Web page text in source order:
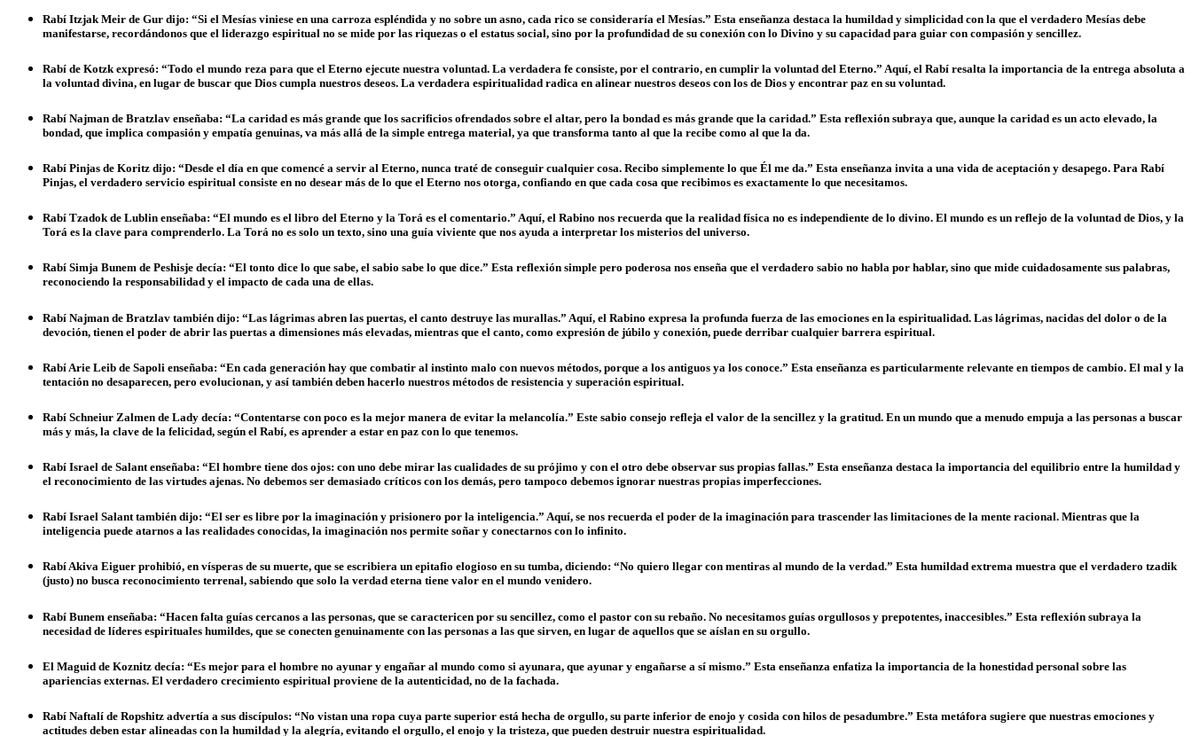
Rabí Itzjak Meir de Gur dijo: “Si el Mesías viniese en una carroza espléndida y no sobre un asno, cada rico se consideraría el Mesías.” Esta enseñanza destaca la humildad y simplicidad con la que el verdadero Mesías debe
manifestarse, recordándonos que el liderazgo espiritual no se mide por las riquezas o el estatus social, sino por la profundidad de su conexión con lo Divino y su capacidad para guiar con compasión y sencillez.
Rabí de Kotzk expresó: “Todo el mundo reza para que el Eterno ejecute nuestra voluntad. La verdadera fe consiste, por el contrario, en cumplir la voluntad del Eterno.” Aquí, el Rabí resalta la importancia de la entrega absoluta a
la voluntad divina, en lugar de buscar que Dios cumpla nuestros deseos. La verdadera espiritualidad radica en alinear nuestros deseos con los de Dios y encontrar paz en su voluntad.
Rabí Najman de Bratzlav enseñaba: “La caridad es más grande que los sacrificios ofrendados sobre el altar, pero la bondad es más grande que la caridad.” Esta reflexión subraya que, aunque la caridad es un acto elevado, la
bondad, que implica compasión y empatía genuinas, va más allá de la simple entrega material, ya que transforma tanto al que la recibe como al que la da.
Rabí Pinjas de Koritz dijo: “Desde el día en que comencé a servir al Eterno, nunca traté de conseguir cualquier cosa. Recibo simplemente lo que Él me da.” Esta enseñanza invita a una vida de aceptación y desapego. Para Rabí
Pinjas, el verdadero servicio espiritual consiste en no desear más de lo que el Eterno nos otorga, confiando en que cada cosa que recibimos es exactamente lo que necesitamos.
Rabí Tzadok de Lublin enseñaba: “El mundo es el libro del Eterno y la Torá es el comentario.” Aquí, el Rabino nos recuerda que la realidad física no es independiente de lo divino. El mundo es un reflejo de la voluntad de Dios, y la
Torá es la clave para comprenderlo. La Torá no es solo un texto, sino una guía viviente que nos ayuda a interpretar los misterios del universo.
Rabí Simja Bunem de Peshisje decía: “El tonto dice lo que sabe, el sabio sabe lo que dice.” Esta reflexión simple pero poderosa nos enseña que el verdadero sabio no habla por hablar, sino que mide cuidadosamente sus palabras,
reconociendo la responsabilidad y el impacto de cada una de ellas.
Rabí Najman de Bratzlav también dijo: “Las lágrimas abren las puertas, el canto destruye las murallas.” Aquí, el Rabino expresa la profunda fuerza de las emociones en la espiritualidad. Las lágrimas, nacidas del dolor o de la
devoción, tienen el poder de abrir las puertas a dimensiones más elevadas, mientras que el canto, como expresión de júbilo y conexión, puede derribar cualquier barrera espiritual.
Rabí Arie Leib de Sapoli enseñaba: “En cada generación hay que combatir al instinto malo con nuevos métodos, porque a los antiguos ya los conoce.” Esta enseñanza es particularmente relevante en tiempos de cambio. El mal y la
tentación no desaparecen, pero evolucionan, y así también deben hacerlo nuestros métodos de resistencia y superación espiritual.
Rabí Schneiur Zalmen de Lady decía: “Contentarse con poco es la mejor manera de evitar la melancolía.” Este sabio consejo refleja el valor de la sencillez y la gratitud. En un mundo que a menudo empuja a las personas a buscar
más y más, la clave de la felicidad, según el Rabí, es aprender a estar en paz con lo que tenemos.
Rabí Israel de Salant enseñaba: “El hombre tiene dos ojos: con uno debe mirar las cualidades de su prójimo y con el otro debe observar sus propias fallas.” Esta enseñanza destaca la importancia del equilibrio entre la humildad y
el reconocimiento de las virtudes ajenas. No debemos ser demasiado críticos con los demás, pero tampoco debemos ignorar nuestras propias imperfecciones.
Rabí Israel Salant también dijo: “El ser es libre por la imaginación y prisionero por la inteligencia.” Aquí, se nos recuerda el poder de la imaginación para trascender las limitaciones de la mente racional. Mientras que la
inteligencia puede atarnos a las realidades conocidas, la imaginación nos permite soñar y conectarnos con lo infinito.
Rabí Akiva Eiguer prohibió, en vísperas de su muerte, que se escribiera un epitafio elogioso en su tumba, diciendo: “No quiero llegar con mentiras al mundo de la verdad.” Esta humildad extrema muestra que el verdadero tzadik
(justo) no busca reconocimiento terrenal, sabiendo que solo la verdad eterna tiene valor en el mundo venidero.
Rabí Bunem enseñaba: “Hacen falta guías cercanos a las personas, que se caractericen por su sencillez, como el pastor con su rebaño. No necesitamos guías orgullosos y prepotentes, inaccesibles.” Esta reflexión subraya la
necesidad de líderes espirituales humildes, que se conecten genuinamente con las personas a las que sirven, en lugar de aquellos que se aíslan en su orgullo.
El Maguid de Koznitz decía: “Es mejor para el hombre no ayunar y engañar al mundo como si ayunara, que ayunar y engañarse a sí mismo.” Esta enseñanza enfatiza la importancia de la honestidad personal sobre las
apariencias externas. El verdadero crecimiento espiritual proviene de la autenticidad, no de la fachada.
Rabí Naftalí de Ropshitz advertía a sus discípulos: “No vistan una ropa cuya parte superior está hecha de orgullo, su parte inferior de enojo y cosida con hilos de pesadumbre.” Esta metáfora sugiere que nuestras emociones y
actitudes deben estar alineadas con la humildad y la alegría, evitando el orgullo, el enojo y la tristeza, que pueden destruir nuestra espiritualidad.